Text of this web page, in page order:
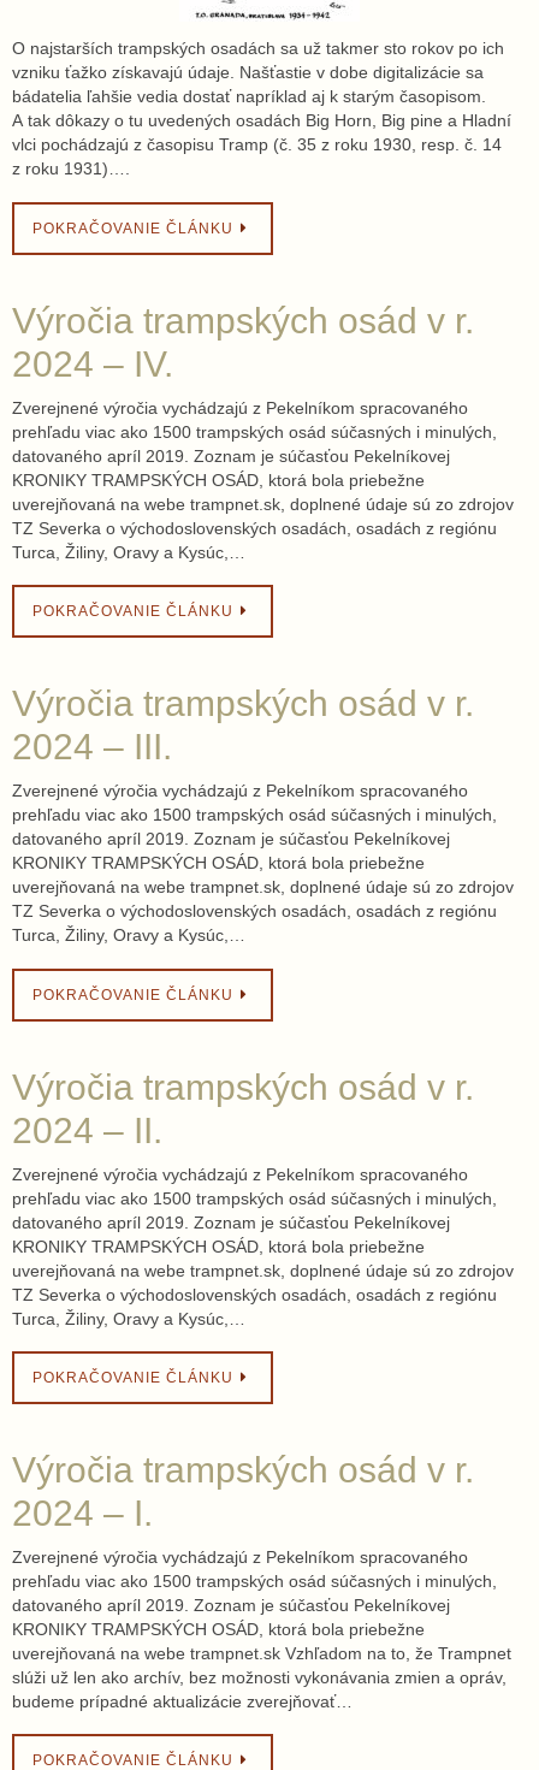
O najstarších trampských osadách sa už takmer sto rokov po ich
vzniku ťažko získavajú údaje. Našťastie v dobe digitalizácie sa
bádatelia ľahšie vedia dostať napríklad aj k starým časopisom.
A tak dôkazy o tu uvedených osadách Big Horn, Big pine a Hladní
vlci pochádzajú z časopisu Tramp (č. 35 z roku 1930, resp. č. 14
z roku 1931)….
POKRAČOVANIE ČLÁNKU
Výročia trampských osád v r.
2024 – IV.
Zverejnené výročia vychádzajú z Pekelníkom spracovaného
prehľadu viac ako 1500 trampských osád súčasných i minulých,
datovaného apríl 2019. Zoznam je súčasťou Pekelníkovej
KRONIKY TRAMPSKÝCH OSÁD, ktorá bola priebežne
uverejňovaná na webe trampnet.sk, doplnené údaje sú zo zdrojov
TZ Severka o východoslovenských osadách, osadách z regiónu
Turca, Žiliny, Oravy a Kysúc,…
POKRAČOVANIE ČLÁNKU
Výročia trampských osád v r.
2024 – III.
Zverejnené výročia vychádzajú z Pekelníkom spracovaného
prehľadu viac ako 1500 trampských osád súčasných i minulých,
datovaného apríl 2019. Zoznam je súčasťou Pekelníkovej
KRONIKY TRAMPSKÝCH OSÁD, ktorá bola priebežne
uverejňovaná na webe trampnet.sk, doplnené údaje sú zo zdrojov
TZ Severka o východoslovenských osadách, osadách z regiónu
Turca, Žiliny, Oravy a Kysúc,…
POKRAČOVANIE ČLÁNKU
Výročia trampských osád v r.
2024 – II.
Zverejnené výročia vychádzajú z Pekelníkom spracovaného
prehľadu viac ako 1500 trampských osád súčasných i minulých,
datovaného apríl 2019. Zoznam je súčasťou Pekelníkovej
KRONIKY TRAMPSKÝCH OSÁD, ktorá bola priebežne
uverejňovaná na webe trampnet.sk, doplnené údaje sú zo zdrojov
TZ Severka o východoslovenských osadách, osadách z regiónu
Turca, Žiliny, Oravy a Kysúc,…
POKRAČOVANIE ČLÁNKU
Výročia trampských osád v r.
2024 – I.
Zverejnené výročia vychádzajú z Pekelníkom spracovaného
prehľadu viac ako 1500 trampských osád súčasných i minulých,
datovaného apríl 2019. Zoznam je súčasťou Pekelníkovej
KRONIKY TRAMPSKÝCH OSÁD, ktorá bola priebežne
uverejňovaná na webe trampnet.sk Vzhľadom na to, že Trampnet
slúži už len ako archív, bez možnosti vykonávania zmien a opráv,
budeme prípadné aktualizácie zverejňovať…
POKRAČOVANIE ČLÁNKU